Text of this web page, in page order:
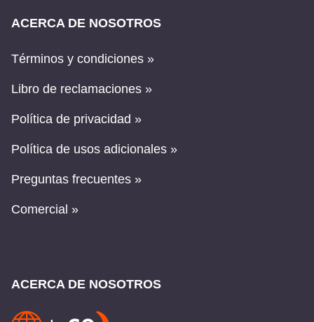
ACERCA DE NOSOTROS
Términos y condiciones »
Libro de reclamaciones »
Política de privacidad »
Política de usos adicionales »
Preguntas frecuentes »
Comercial »
ACERCA DE NOSOTROS